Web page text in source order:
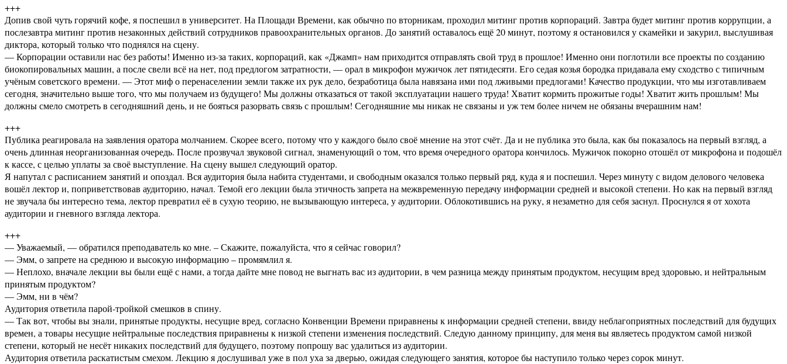
+++
Допив свой чуть горячий кофе, я поспешил в университет. На Площади Времени, как обычно по вторникам, проходил митинг против корпораций. Завтра будет митинг против коррупции, а
послезавтра митинг против незаконных действий сотрудников правоохранительных органов. До занятий оставалось ещё 20 минут, поэтому я остановился у скамейки и закурил, выслушивая
диктора, который только что поднялся на сцену.
— Корпорации оставили нас без работы! Именно из-за таких, корпораций, как «Джамп» нам приходится отправлять свой труд в прошлое! Именно они поглотили все проекты по созданию
биокопировальных машин, а после свели всё на нет, под предлогом затратности, — орал в микрофон мужичок лет пятидесяти. Его седая козья бородка придавала ему сходство с типичным
учёным советского времени. — Этот миф о перенаселении земли также их рук дело, безработица была навязана ими под лживыми предлогами! Качество продукции, что мы изготавливаем
сегодня, значительно выше того, что мы получаем из будущего! Мы должны отказаться от такой эксплуатации нашего труда! Хватит кормить прожитые годы! Хватит жить прошлым! Мы
должны смело смотреть в сегодняшний день, и не бояться разорвать связь с прошлым! Сегодняшние мы никак не связаны и уж тем более ничем не обязаны вчерашним нам!
+++
Публика реагировала на заявления оратора молчанием. Скорее всего, потому что у каждого было своё мнение на этот счёт. Да и не публика это была, как бы показалось на первый взгляд, а
очень длинная неорганизованная очередь. После прозвучал звуковой сигнал, знаменующий о том, что время очередного оратора кончилось. Мужичок покорно отошёл от микрофона и подошёл
к кассе, с целью уплаты за своё выступление. На сцену вышел следующий оратор.
Я напутал с расписанием занятий и опоздал. Вся аудитория была набита студентами, и свободным оказался только первый ряд, куда я и поспешил. Через минуту с видом делового человека
вошёл лектор и, поприветствовав аудиторию, начал. Темой его лекции была этичность запрета на межвременную передачу информации средней и высокой степени. Но как на первый взгляд
не звучала бы интересно тема, лектор превратил её в сухую теорию, не вызывающую интереса, у аудитории. Облокотившись на руку, я незаметно для себя заснул. Проснулся я от хохота
аудитории и гневного взгляда лектора.
+++
— Уважаемый, — обратился преподаватель ко мне. – Скажите, пожалуйста, что я сейчас говорил?
— Эмм, о запрете на среднюю и высокую информацию – промямлил я.
— Неплохо, вначале лекции вы были ещё с нами, а тогда дайте мне повод не выгнать вас из аудитории, в чем разница между принятым продуктом, несущим вред здоровью, и нейтральным
принятым продуктом?
— Эмм, ни в чём?
Аудитория ответила парой-тройкой смешков в спину.
— Так вот, чтобы вы знали, принятые продукты, несущие вред, согласно Конвенции Времени приравнены к информации средней степени, ввиду неблагоприятных последствий для будущих
времен, а товары несущие нейтральные последствия приравнены к низкой степени изменения последствий. Следую данному принципу, для меня вы являетесь продуктом самой низкой
степени, который не несёт никаких последствий для будущего, поэтому попрошу вас удалиться из аудитории.
Аудитория ответила раскатистым смехом. Лекцию я дослушивал уже в пол уха за дверью, ожидая следующего занятия, которое бы наступило только через сорок минут.